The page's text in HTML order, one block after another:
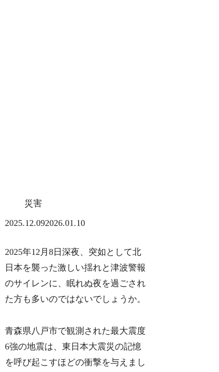
災害
2025.12.092026.01.10
2025年12月8日深夜、突如として北
日本を襲った激しい揺れと津波警報
のサイレンに、眠れぬ夜を過ごされ
た方も多いのではないでしょうか。
青森県八戸市で観測された最大震度
6強の地震は、東日本大震災の記憶
を呼び起こすほどの衝撃を与えまし